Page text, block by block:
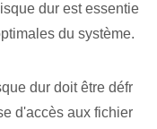
dur est essentie
du système.
dur doit être défr
d'accès aux fichier